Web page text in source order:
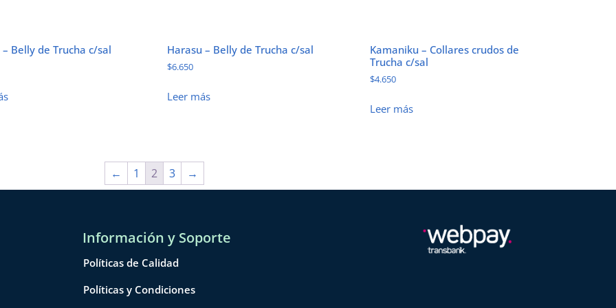
Belly de Trucha c/sal Harasu – Belly de Trucha c/sal
$6.650
Leer más
Kamaniku – Collares crudos de
Trucha c/sal
$4.650
Leer más
← 1 2 3 →
Información y Soporte
Políticas de Calidad
Políticas y Condiciones